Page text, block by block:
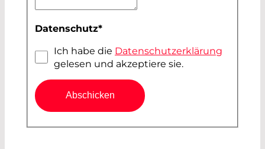
Datenschutz*
Ich habe die Datenschutzerklärung
gelesen und akzeptiere sie.
Abschicken